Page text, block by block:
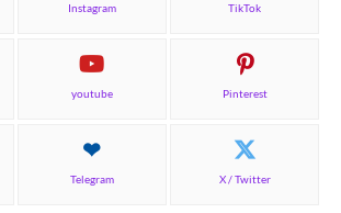
Instagram TikTok
youtube Pinterest
Telegram X / Twitter